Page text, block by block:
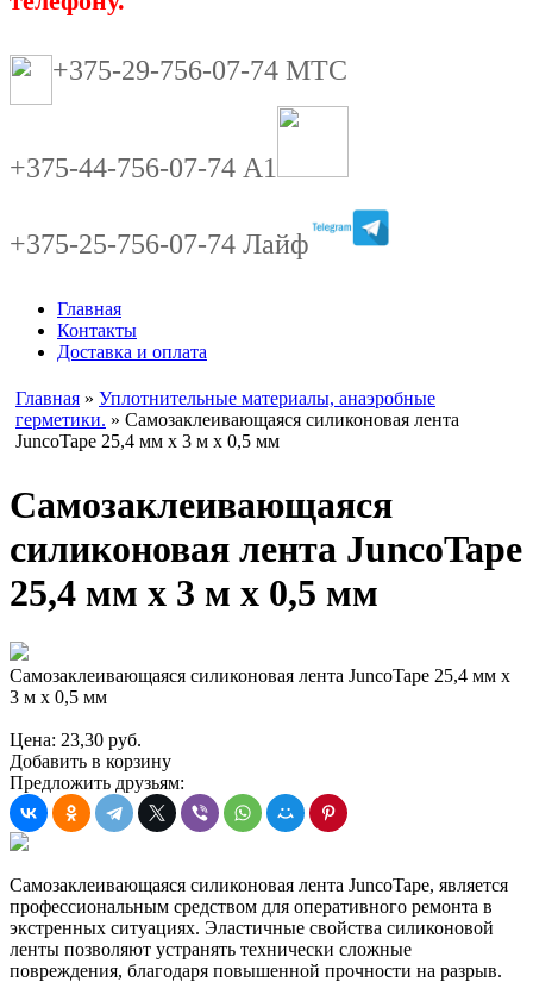
+375-29-756-07-74 МТС
+375-44-756-07-74 А1
+375-25-756-07-74 Лайф
Главная
Контакты
Доставка и оплата
Главная » Уплотнительные материалы, анаэробные
герметики. » Самозаклеивающаяся силиконовая лента
JuncoTape 25,4 мм x 3 м x 0,5 мм
Самозаклеивающаяся
силиконовая лента JuncoTape
25,4 мм x 3 м x 0,5 мм
Самозаклеивающаяся силиконовая лента JuncoTape 25,4 мм x
3 м x 0,5 мм
Цена: 23,30 руб.
Добавить в корзину
Предложить друзьям:
Самозаклеивающаяся силиконовая лента JuncoTape, является
профессиональным средством для оперативного ремонта в
экстренных ситуациях. Эластичные свойства силиконовой
ленты позволяют устранять технически сложные
повреждения, благодаря повышенной прочности на разрыв.